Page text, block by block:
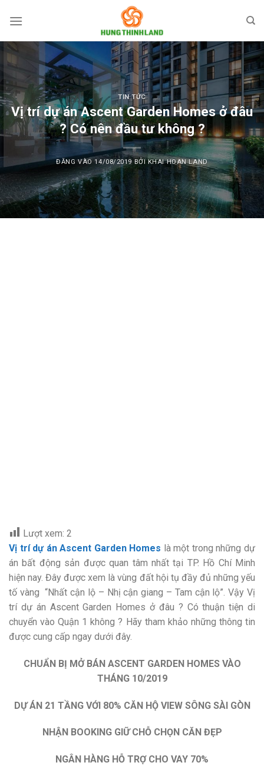
qua
dung
TIN TỨC
Vị trí dự án Ascent Garden Homes ở đâu
? Có nên đầu tư không ?
ĐĂNG VÀO14/08/2019 BỞIKHAI HOAN LAND
Lượt xem: 2
Vị trí dự án Ascent Garden Homes là một trong những dự
án bất động sản được quan tâm nhất tại TP. Hồ Chí Minh
hiện nay. Đây được xem là vùng đất hội tụ đầy đủ những yếu
tố vàng “Nhất cận lộ – Nhị cận giang – Tam cận lộ”. Vậy Vị
trí dự án Ascent Garden Homes ở đâu ? Có thuận tiện di
chuyển vào Quận 1 không ? Hãy tham khảo những thông tin
được cung cấp ngay dưới đây.
CHUẨN BỊ MỞ BÁN ASCENT GARDEN HOMES VÀO
THÁNG 10/2019
DỰ ÁN 21 TẦNG VỚI 80% CĂN HỘ VIEW SÔNG SÀI GÒN
NHẬN BOOKING GIỮ CHỖ CHỌN CĂN ĐẸP
NGÂN HÀNG HỖ TRỢ CHO VAY 70%